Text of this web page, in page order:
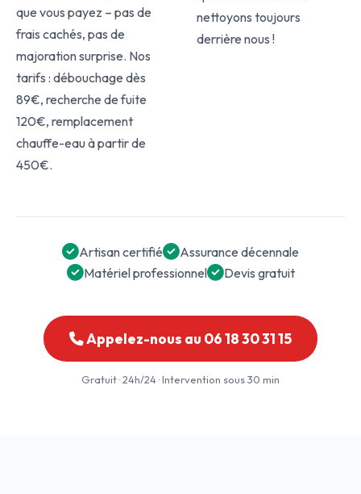
que vous payez – pas de
frais cachés, pas de
majoration surprise. Nos
tarifs : débouchage dès
89€, recherche de fuite
120€, remplacement
chauffe-eau à partir de
450€.
nettoyons toujours
derrière nous !
Artisan certifié
Assurance décennale
Matériel professionnel
Devis gratuit
Appelez-nous au 06 18 30 31 15
Gratuit · 24h/24 · Intervention sous 30 min